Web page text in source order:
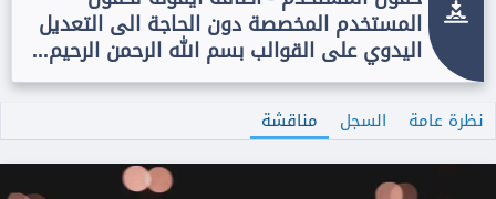
ل
ض
و
ع
ا
ل
ب
د
ء
المستخدم المخصصة دون الحاجة الى التعديل
اليدوي على القوالب بسم الله الرحمن الرحيم...
نظرة عامة السجل مناقشة